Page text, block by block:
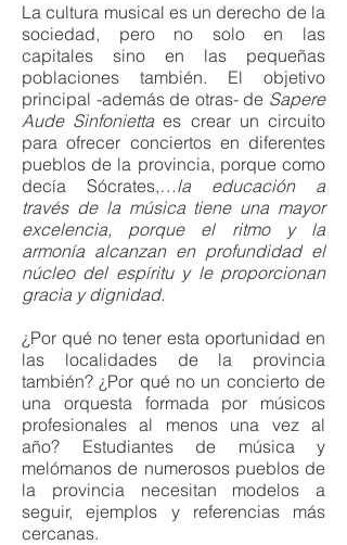
La cultura musical es un derecho de la
sociedad, pero no solo en las
capitales sino en las pequeñas
poblaciones también. El objetivo
principal -además de otras- de Sapere
Aude Sinfoniettaes crear un circuito
para ofrecer conciertos en diferentes
pueblos de la provincia, porque como
decía Sócrates,…la educación a
través de la música tiene una mayor
excelencia, porque el ritmo y la
armonía alcanzan en profundidad el
núcleo del espíritu y le proporcionan
gracia y dignidad.
¿Por qué no tener esta oportunidad en
las localidades de la provincia
también? ¿Por qué no un concierto de
una orquesta formada por músicos
profesionales al menos una vez al
año? Estudiantes de música y
melómanos de numerosos pueblos de
la provincia necesitan modelos a
seguir, ejemplos y referencias más
cercanas.